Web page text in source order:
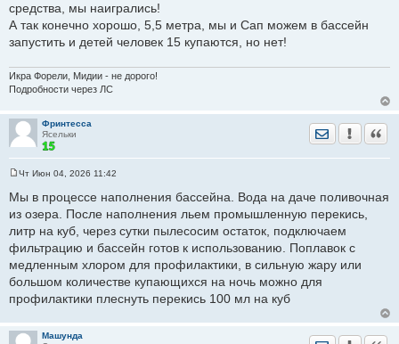
средства, мы наигрались!
А так конечно хорошо, 5,5 метра, мы и Сап можем в бассейн
запустить и детей человек 15 купаются, но нет!
Икра Форели, Мидии - не дорого!
Подробности через ЛС
Фринтесса
Ясельки
Отправить
о
б
е
н
е
Чт Июн 04, 2026 11:42
Мы в процессе наполнения бассейна. Вода на даче поливочная
из озера. После наполнения льем промышленную перекись,
литр на куб, через сутки пылесосим остаток, подключаем
фильтрацию и бассейн готов к использованию. Поплавок с
медленным хлором для профилактики, в сильную жару или
большом количестве купающихся на ночь можно для
профилактики плеснуть перекись 100 мл на куб
Машунда